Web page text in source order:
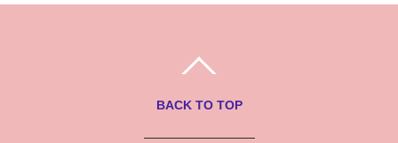
BACK TO TOP